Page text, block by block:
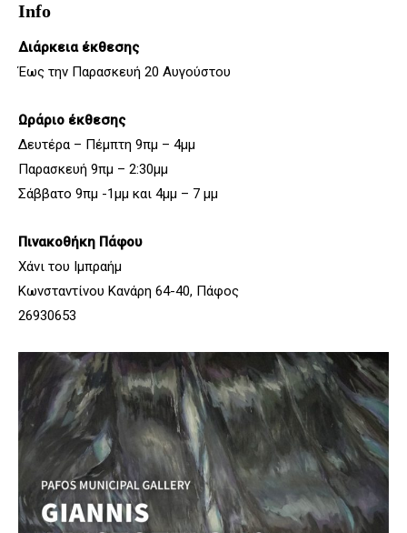
Info
Διάρκεια έκθεσης
Έως την Παρασκευή 20 Αυγούστου
Ωράριο έκθεσης
Δευτέρα – Πέμπτη 9πμ – 4μμ
Παρασκευή 9πμ – 2:30μμ
Σάββατο 9πμ -1μμ και 4μμ – 7 μμ
Πινακοθήκη Πάφου
Χάνι του Ιμπραήμ
Κωνσταντίνου Κανάρη 64-40, Πάφος
26930653